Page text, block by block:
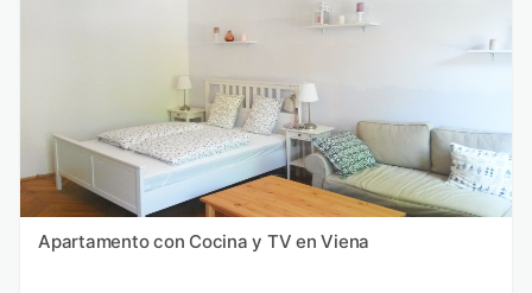
Apartamento con Cocina y TV en Viena